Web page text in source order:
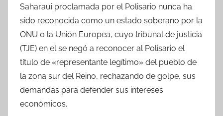
Saharaui proclamada por el Polisario nunca ha
sido reconocida como un estado soberano por la
ONU o la Unión Europea, cuyo tribunal de justicia
(TJE) en el se negó a reconocer al Polisario el
título de «representante legítimo» del pueblo de
la zona sur del Reino, rechazando de golpe, sus
demandas para defender sus intereses
económicos.